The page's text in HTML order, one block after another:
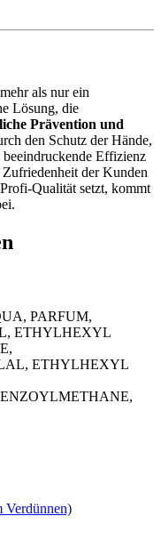
als nur ein
Lösung, die
Prävention und
den Schutz der Hände,
Effizienz
der Kunden
Qualität setzt, kommt
PARFUM,
ETHYLHEXYL
ETHYLHEXYL
Verdünnen)